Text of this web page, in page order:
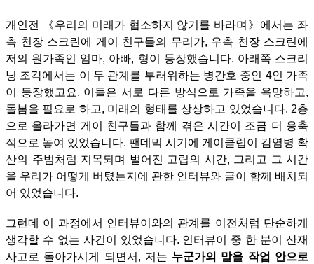
개인전 《우리의 미래가 협소하지 않기를 바라며》에서는 좌
측 천장 스크린에 게이 친구들의 무리가, 우측 천장 스크린에
저의 원가족인 엄마, 아빠, 형이 등장했습니다. 아래쪽 스크리
닝 조각에서는 이 두 관계를 부러워하는 병간호 중인 4인 가족
이 등장했고요. 이들은 서로 다른 방식으로 가족을 욕망하고,
돌봄을 필요로 하고, 미래의 형태를 상상하고 있었습니다. 2층
으로 올라가면 게이 친구들과 함께 겪은 시간이 조금 더 응축
적으로 놓여 있었습니다. 팬데믹 시기에 게이클럽이 감염병 확
산의 주범처럼 지목되며 벌어진 고립의 시간, 그리고 그 시간
을 우리가 어떻게 버텼는지에 관한 인터뷰와 글이 함께 배치되
어 있었습니다.
그런데 이 과정에서 인터뷰이와의 관계를 이전처럼 단순하게
생각할 수 없는 사건이 있었습니다. 인터뷰이 중 한 분이 산재
사고로 돌아가시게 되면서, 저는 누군가의 말을 작업 안으로